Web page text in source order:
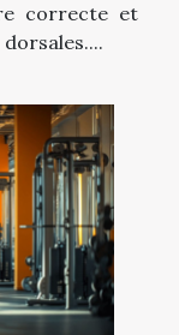
correcte et